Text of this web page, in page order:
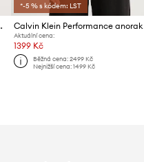
*-5 % s kódem: LST
Aktuální cena:
1399 Kč
Běžná cena: 2499 Kč
Nejnižší cena: 1499 Kč